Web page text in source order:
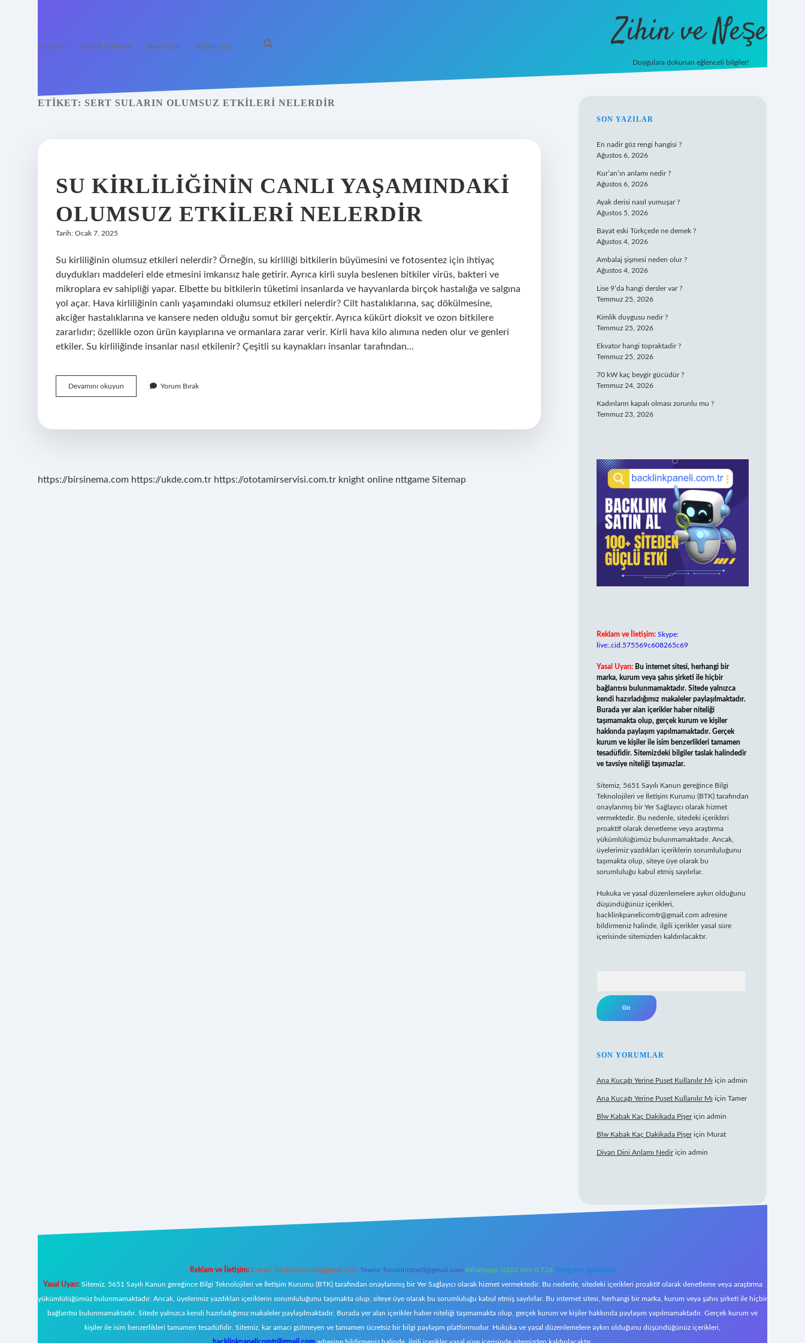
Anasayfa Gizlilik Politikası Yasal Uyarı Hakkımızda Zihin ve Neşe
Duygulara dokunan eğlenceli bilgiler!
ETIKET: SERT SULARIN OLUMSUZ ETKILERI NELERDIR
SU KIRLILIĞININ CANLI YAŞAMINDAKI
OLUMSUZ ETKILERI NELERDIR
Tarih: Ocak 7, 2025
Su kirliliğinin olumsuz etkileri nelerdir? Örneğin, su kirliliği bitkilerin büyümesini ve fotosentez için ihtiyaç
duydukları maddeleri elde etmesini imkansız hale getirir. Ayrıca kirli suyla beslenen bitkiler virüs, bakteri ve
mikroplara ev sahipliği yapar. Elbette bu bitkilerin tüketimi insanlarda ve hayvanlarda birçok hastalığa ve salgına
yol açar. Hava kirliliğinin canlı yaşamındaki olumsuz etkileri nelerdir? Cilt hastalıklarına, saç dökülmesine,
akciğer hastalıklarına ve kansere neden olduğu somut bir gerçektir. Ayrıca kükürt dioksit ve ozon bitkilere
zararlıdır; özellikle ozon ürün kayıplarına ve ormanlara zarar verir. Kirli hava kilo alımına neden olur ve genleri
etkiler. Su kirliliğinde insanlar nasıl etkilenir? Çeşitli su kaynakları insanlar tarafından…
Devamını okuyun
Kirliliğinin
Olumsuz
Yorum Bırak
https://birsinema.com https://ukde.com.tr https://ototamirservisi.com.tr knight online nttgame Sitemap
SIDEBAR
SON YAZILAR
En nadir göz rengi hangisi ?
Ağustos 6, 2026
Kur’an’ın anlamı nedir ?
Ağustos 6, 2026
Ayak derisi nasıl yumuşar ?
Ağustos 5, 2026
Bayat eski Türkçede ne demek ?
Ağustos 4, 2026
Ambalaj şişmesi neden olur ?
Ağustos 4, 2026
Lise 9’da hangi dersler var ?
Temmuz 25, 2026
Kimlik duygusu nedir ?
Temmuz 25, 2026
Ekvator hangi topraktadir ?
Temmuz 25, 2026
70 kW kaç beygir gücüdür ?
Temmuz 24, 2026
Kadınların kapalı olması zorunlu mu ?
Temmuz 23, 2026
Reklam ve İletişim: Skype:
live:.cid.575569c608265c69
Yasal Uyarı: Bu internet sitesi, herhangi bir
marka, kurum veya şahıs şirketi ile hiçbir
bağlantısı bulunmamaktadır. Sitede yalnızca
kendi hazırladığımız makaleler paylaşılmaktadır.
Burada yer alan içerikler haber niteliği
taşımamakta olup, gerçek kurum ve kişiler
hakkında paylaşım yapılmamaktadır. Gerçek
kurum ve kişiler ile isim benzerlikleri tamamen
tesadüfidir. Sitemizdeki bilgiler taslak halindedir
ve tavsiye niteliği taşımazlar.
Sitemiz, 5651 Sayılı Kanun gereğince Bilgi
Teknolojileri ve İletişim Kurumu (BTK) tarafından
onaylanmış bir Yer Sağlayıcı olarak hizmet
vermektedir. Bu nedenle, sitedeki içerikleri
proaktif olarak denetleme veya araştırma
yükümlülüğümüz bulunmamaktadır. Ancak,
üyelerimiz yazdıkları içeriklerin sorumluluğunu
taşımakta olup, siteye üye olarak bu
sorumluluğu kabul etmiş sayılırlar.
Hukuka ve yasal düzenlemelere aykırı olduğunu
düşündüğünüz içerikleri,
backlinkpanelicomtr@gmail.com adresine
bildirmeniz halinde, ilgili içerikler yasal süre
içerisinde sitemizden kaldırılacaktır.
SON YORUMLAR
Ana Kucağı Yerine Puset Kullanılır Mı için admin
Ana Kucağı Yerine Puset Kullanılır Mı için Tamer
Blw Kabak Kaç Dakikada Pişeriçin admin
Blw Kabak Kaç Dakikada Pişeriçin Murat
Divan Dini Anlamı Nediriçin admin
Reklam ve İletişim: E-mail: backlinkpaneli@gmail.com Teams: forumhizmeti@gmail.com Whatsapp: 0262 606 0 726 Telegram: @karabul
Yasal Uyarı:Sitemiz, 5651 Sayılı Kanun gereğince Bilgi Teknolojileri ve İletişim Kurumu (BTK) tarafından onaylanmış bir Yer Sağlayıcı olarak hizmet vermektedir. Bu nedenle, sitedeki içerikleri proaktif olarak denetleme veya araştırma
yükümlülüğümüz bulunmamaktadır. Ancak, üyelerimiz yazdıkları içeriklerin sorumluluğunu taşımakta olup, siteye üye olarak bu sorumluluğu kabul etmiş sayılırlar. Bu internet sitesi, herhangi bir marka, kurum veya şahıs şirketi ile hiçbir
bağlantısı bulunmamaktadır. Sitede yalnızca kendi hazırladığımız makaleler paylaşılmaktadır. Burada yer alan içerikler haber niteliği taşımamakta olup, gerçek kurum ve kişiler hakkında paylaşım yapılmamaktadır. Gerçek kurum ve
kişiler ile isim benzerlikleri tamamen tesadüfidir. Sitemiz, kar amacı gütmeyen ve tamamen ücretsiz bir bilgi paylaşım platformudur. Hukuka ve yasal düzenlemelere aykırı olduğunu düşündüğünüz içerikleri,